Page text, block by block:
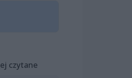
czytane